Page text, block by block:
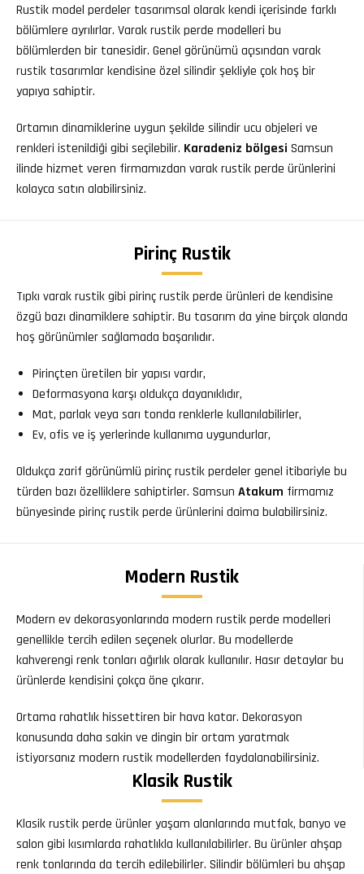
Rustik model perdeler tasarımsal olarak kendi içerisinde farklı
bölümlere ayrılırlar. Varak rustik perde modelleri bu
bölümlerden bir tanesidir. Genel görünümü açısından varak
rustik tasarımlar kendisine özel silindir şekliyle çok hoş bir
yapıya sahiptir.
Ortamın dinamiklerine uygun şekilde silindir ucu objeleri ve
renkleri istenildiği gibi seçilebilir. Karadeniz bölgesi Samsun
ilinde hizmet veren firmamızdan varak rustik perde ürünlerini
kolayca satın alabilirsiniz.
Pirinç Rustik
Tıpkı varak rustik gibi pirinç rustik perde ürünleri de kendisine
özgü bazı dinamiklere sahiptir. Bu tasarım da yine birçok alanda
hoş görünümler sağlamada başarılıdır.
Pirinçten üretilen bir yapısı vardır,
Deformasyona karşı oldukça dayanıklıdır,
Mat, parlak veya sarı tonda renklerle kullanılabilirler,
Ev, ofis ve iş yerlerinde kullanıma uygundurlar,
Oldukça zarif görünümlü pirinç rustik perdeler genel itibariyle bu
türden bazı özelliklere sahiptirler. Samsun Atakum firmamız
bünyesinde pirinç rustik perde ürünlerini daima bulabilirsiniz.
Modern Rustik
Modern ev dekorasyonlarında modern rustik perde modelleri
genellikle tercih edilen seçenek olurlar. Bu modellerde
kahverengi renk tonları ağırlık olarak kullanılır. Hasır detaylar bu
ürünlerde kendisini çokça öne çıkarır.
Ortama rahatlık hissettiren bir hava katar. Dekorasyon
konusunda daha sakin ve dingin bir ortam yaratmak
istiyorsanız modern rustik modellerden faydalanabilirsiniz.
Klasik Rustik
Klasik rustik perde ürünler yaşam alanlarında mutfak, banyo ve
salon gibi kısımlarda rahatlıkla kullanılabilirler. Bu ürünler ahşap
renk tonlarında da tercih edilebilirler. Silindir bölümleri bu ahşap